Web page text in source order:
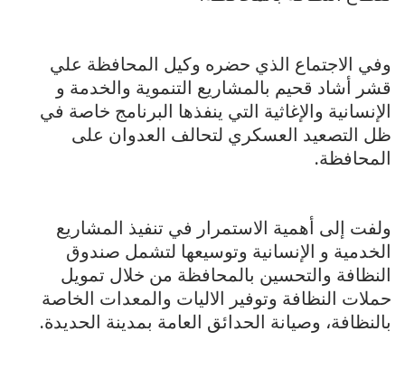
وفي الاجتماع الذي حضره وكيل المحافظة علي
قشر أشاد قحيم بالمشاريع التنموية والخدمة و
الإنسانية والإغاثية التي ينفذها البرنامج خاصة في
ظل التصعيد العسكري لتحالف العدوان على
المحافظة.
ولفت إلى أهمية الاستمرار في تنفيذ المشاريع
الخدمية و الإنسانية وتوسيعها لتشمل صندوق
النظافة والتحسين بالمحافظة من خلال تمويل
حملات النظافة وتوفير الاليات والمعدات الخاصة
بالنظافة، وصيانة الحدائق العامة بمدينة الحديدة.